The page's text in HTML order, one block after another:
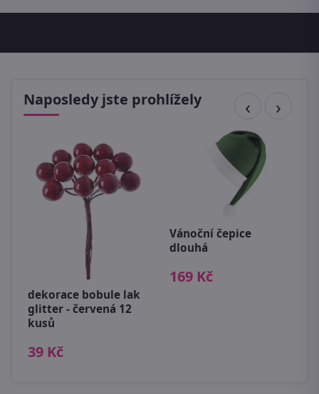
Naposledy jste prohlížely
dekorace bobule lak
glitter - červená 12
kusů
39 Kč
Vánoční čepice
dlouhá
169 Kč